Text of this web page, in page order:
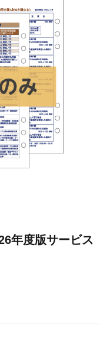
年度版サービス